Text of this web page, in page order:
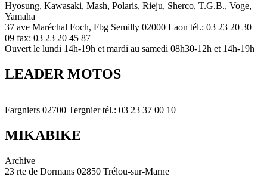
Hyosung, Kawasaki, Mash, Polaris, Rieju, Sherco, T.G.B., Voge,
Yamaha
37 ave Maréchal Foch, Fbg Semilly 02000 Laon tél.: 03 23 20 30
09 fax: 03 23 20 45 87
Ouvert le lundi 14h-19h et mardi au samedi 08h30-12h et 14h-19h
LEADER MOTOS
Fargniers 02700 Tergnier tél.: 03 23 37 00 10
MIKABIKE
Archive
23 rte de Dormans 02850 Trélou-sur-Marne